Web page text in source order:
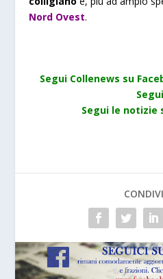
Nord Ovest.
Segui Collenews su
Segui le notizie